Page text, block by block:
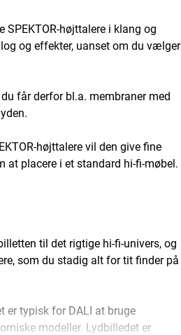
SPEKTOR-højttalere i klang og
og effekter, uanset om du vælger
får derfor bl.a. membraner med
højttalere vil den give fine
placere i et standard hi-fi-møbel.
til det rigtige hi-fi-univers, og
som du stadig alt for tit finder på
er typisk for DALI at bruge
modeller. Lydbilledet er